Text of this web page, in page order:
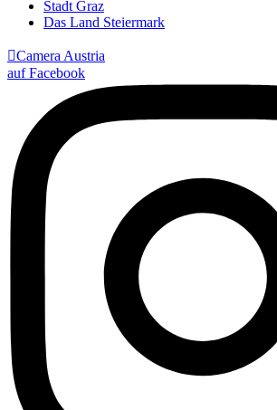
Stadt Graz
Das Land Steiermark
Camera Austria
auf Facebook